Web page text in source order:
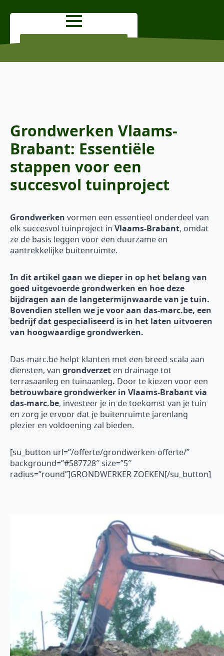
Grondwerken Vlaams-
Brabant: Essentiële
stappen voor een
succesvol tuinproject
Grondwerken vormen een essentieel onderdeel van
elk succesvol tuinproject in Vlaams-Brabant, omdat
ze de basis leggen voor een duurzame en
aantrekkelijke buitenruimte.
In dit artikel gaan we dieper in op het belang van
goed uitgevoerde grondwerken en hoe deze
bijdragen aan de langetermijnwaarde van je tuin.
Bovendien stellen we je voor aan das-marc.be, een
bedrijf dat gespecialiseerd is in het laten uitvoeren
van hoogwaardige grondwerken.
Das-marc.be helpt klanten met een breed scala aan
diensten, van grondverzet en drainage tot
terrasaanleg en tuinaanleg. Door te kiezen voor een
betrouwbare grondwerker in Vlaams-Brabant via
das-marc.be, investeer je in de toekomst van je tuin
en zorg je ervoor dat je buitenruimte jarenlang
plezier en voldoening zal bieden.
[su_button url=”/offerte/grondwerken-offerte/”
background=”#587728″ size=”5″
radius=”round”]GRONDWERKER ZOEKEN[/su_button]